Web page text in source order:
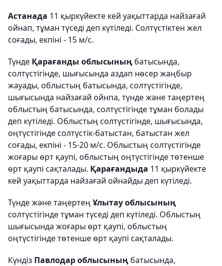
Астанада 11 қыркүйекте кей уақыттарда найзағай
ойнап, тұман түседі деп күтіледі. Солтүстіктен жел
соғады, екпіні - 15 м/с.
Түнде Қарағанды облысының батысында,
солтүстігінде, шығысында аздап нөсер жаңбыр
жауады, облыстың батысында, солтүстігінде,
шығысында найзағай ойнпа, түнде және таңертең
облыстың батысында, солтүстігінде тұман болады
деп күтіледі. Облыстың солтүстігінде, шығысында,
оңтүстігінде солтүстік-батыстан, батыстан жел
соғады, екпіні - 15-20 м/с. Облыстың солтүстігінде
жоғары өрт қаупі, облыстың оңтүстігінде төтенше
өрт қаупі сақталады. Қарағандыда 11 қыркүйекте
кей уақыттарда найзағай ойнайды деп күтіледі.
Түнде және таңертең Ұлытау облысының
солтүстігінде тұман түседі деп күтіледі. Облыстың
шығысында жоғары өрт қаупі, облыстың
оңтүстігінде төтенше өрт қаупі сақталады.
Күндіз Павлодар облысының батысында,